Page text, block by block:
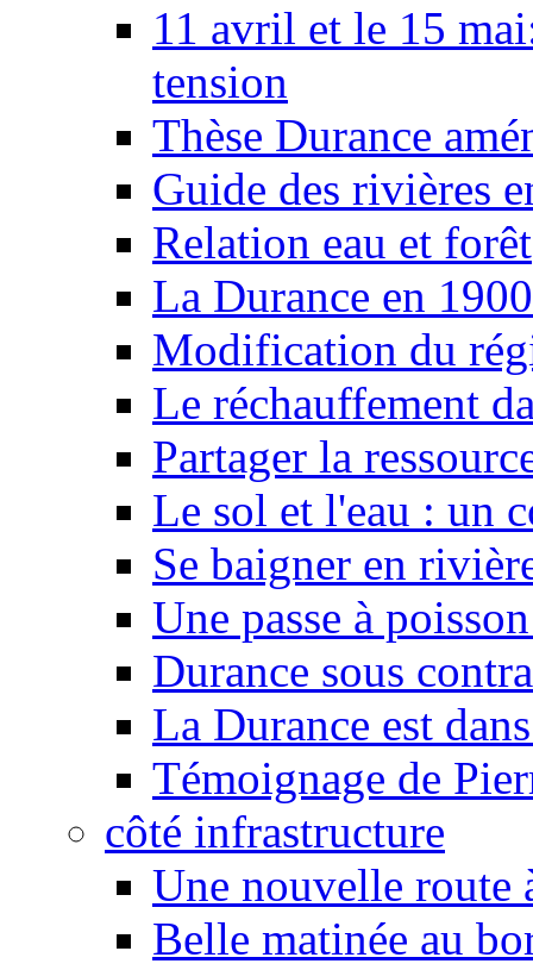
11 avril et le 15
tension
Thèse Durance
Guide des rivières
Relation eau et forêt
La Durance en 1900
Modification du
Le réchauffement
Partager la
Le sol et l'eau : un
Se baigner en
Une passe à
Durance sous
La Durance est
Témoignage de
côté infrastructure
Une nouvelle route
Belle matinée au